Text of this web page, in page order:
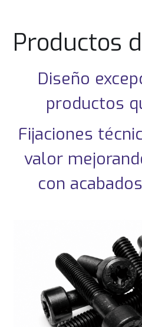
Productos
Diseño
productos
Fijaciones
valor
con